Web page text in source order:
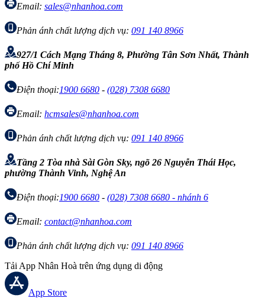
Email: sales@nhanhoa.com
Phản ánh chất lượng dịch vụ: 091 140 8966
927/1 Cách Mạng Tháng 8, Phường Tân Sơn Nhất, Thành
phố Hồ Chí Minh
Điện thoại:1900 6680 - (028) 7308 6680
Email: hcmsales@nhanhoa.com
Phản ánh chất lượng dịch vụ: 091 140 8966
Tầng 2 Tòa nhà Sài Gòn Sky, ngõ 26 Nguyễn Thái Học,
phường Thành Vinh, Nghệ An
Điện thoại:1900 6680 - (028) 7308 6680 - nhánh 6
Email: contact@nhanhoa.com
Phản ánh chất lượng dịch vụ: 091 140 8966
Tải App Nhân Hoà trên ứng dụng di động
App Store